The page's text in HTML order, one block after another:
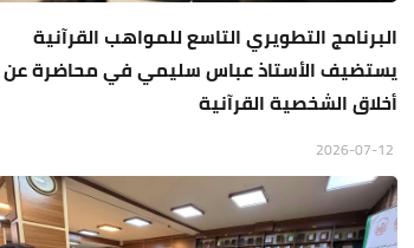
البرنامج التطويري التاسع للمواهب القرآنية
يستضيف الأستاذ عباس سليمي في محاضرة عن
أخلاق الشخصية القرآنية